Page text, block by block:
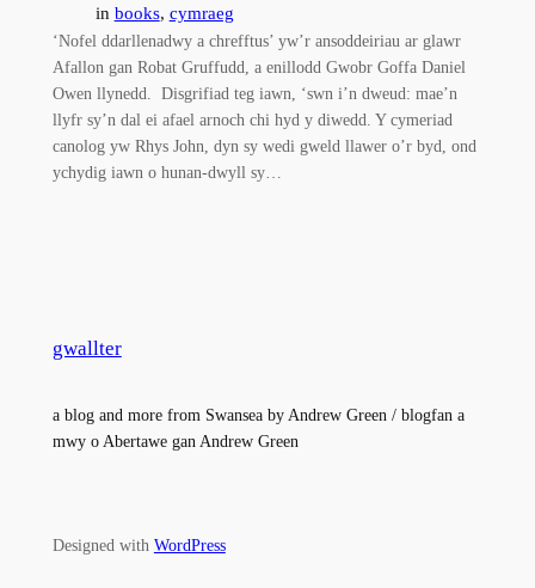
in books, cymraeg
‘Nofel ddarllenadwy a chrefftus’ yw’r ansoddeiriau ar glawr
Afallon gan Robat Gruffudd, a enillodd Gwobr Goffa Daniel
Owen llynedd. Disgrifiad teg iawn, ‘swn i’n dweud: mae’n
llyfr sy’n dal ei afael arnoch chi hyd y diwedd. Y cymeriad
canolog yw Rhys John, dyn sy wedi gweld llawer o’r byd, ond
ychydig iawn o hunan-dwyll sy…
gwallter
a blog and more from Swansea by Andrew Green / blogfan a
mwy o Abertawe gan Andrew Green
Designed with WordPress